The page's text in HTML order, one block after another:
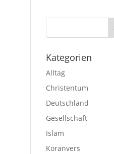
Kategorien
Alltag
Christentum
Deutschland
Gesellschaft
Islam
Koranvers